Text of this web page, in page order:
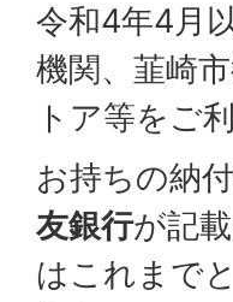
令和4年4月
機関、韮崎
トア等をご
お持ちの納
友銀行が記
はこれまで